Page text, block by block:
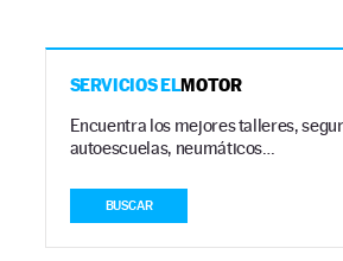
SERVICIOS ELMOTOR
Encuentra los mejores talleres,
autoescuelas, neumáticos…
BUSCAR